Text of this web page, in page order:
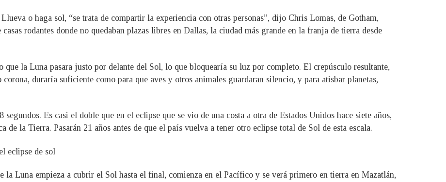
o haga sol, “se trata de compartir la experiencia con otras personas”, dijo Chris Lomas, de Gotham,
rodantes donde no quedaban plazas libres en Dallas, la ciudad más grande en la franja de tierra desde
que la Luna pasara justo por delante del Sol, lo que bloquearía su luz por completo. El crepúsculo resultante,
duraría suficiente como para que aves y otros animales guardaran silencio, y para atisbar planetas,
Es casi el doble que en el eclipse que se vio de una costa a otra de Estados Unidos hace siete años,
de la Tierra. Pasarán 21 años antes de que el país vuelva a tener otro eclipse total de Sol de esta escala.
eclipse de sol
la Luna empieza a cubrir el Sol hasta el final, comienza en el Pacífico y se verá primero en tierra en Mazatlán,